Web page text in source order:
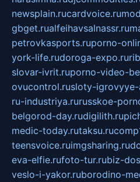
newsplain.rucardvoice.ru
gbget.rualfeihavsalnassr.ru
petrovkasports.ruporno-
york-life.rudoroga-expo.ru
slovar-ivrit.ruporno-video-
ovucontrol.rusloty-
ru-industriya.rurusskoe-
belgorod-day.rudigilith.ru
medic-today.rutaksu.ru
teensvoice.ruimgsharing.ru
eva-elfie.rufoto-tur.rubiz-
veslo-i-yakor.ruborodino-